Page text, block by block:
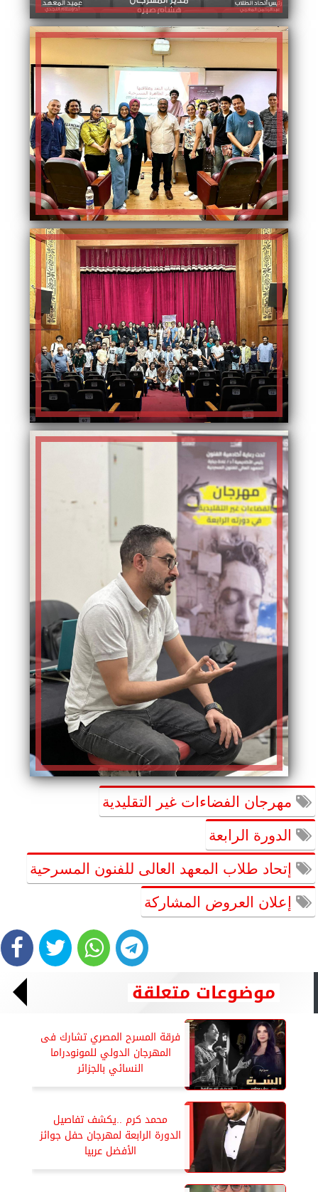
مهرجان الفضاءات غير التقليدية
الدورة الرابعة
إتحاد طلاب المعهد العالى للفنون المسرحية
إعلان العروض المشاركة
موضوعات متعلقة
فرقة المسرح المصري تشارك فى
المهرجان الدولي للمونودراما
النسائي بالجزائر
محمد كرم ..يكشف تفاصيل
الدورة الرابعة لمهرجان حفل جوائز
الأفضل عربيا